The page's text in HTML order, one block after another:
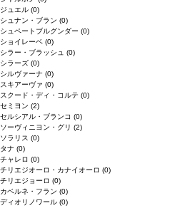
ジュエル (0)
シュナン・ブラン (0)
シュペートブルグンダー (0)
ショイレーベ (0)
シラー・ブラッシュ (0)
シラーズ (0)
シルヴァーナ (0)
スキアーヴァ (0)
スクード・ディ・コルテ (0)
セミヨン (2)
セルシアル・ブランコ (0)
ソーヴィニヨン・グリ (2)
ソラリス (0)
タナ (0)
チャレロ (0)
チリエジオーロ・カナイオーロ (0)
チリエジョーロ (0)
カベルネ・フラン (0)
ディオリノワール (0)